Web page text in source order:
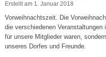
Erstellt am 1. Januar 2018
Vorweihnachtszeit. Die
die verschiedenen
für unsere Mitglieder waren,
unseres Dorfes und Freunde.